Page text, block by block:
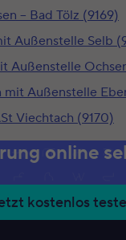
– Bad Tölz (9169)
Außenstelle Selb
Außenstelle
mit Außenstelle
Viechtach (9170)
online
kostenlos